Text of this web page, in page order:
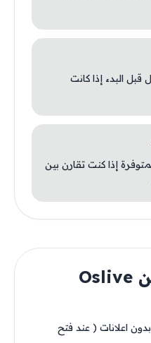
قبل البدء إذا كانت
إذا كنت تقارن بين
معلومات مهمة عن Oslive
اعلانات ( عند فتح